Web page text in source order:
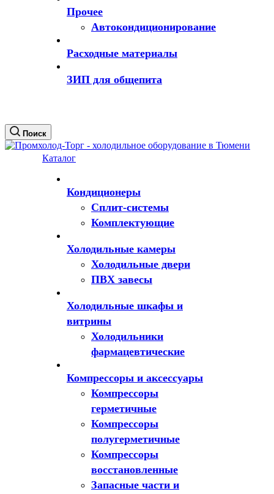
Прочее
Автокондиционирование
Расходные материалы
ЗИП для общепита
Поиск
Каталог
Кондиционеры
Сплит-системы
Комплектующие
Холодильные камеры
Холодильные двери
ПВХ завесы
Холодильные шкафы и
витрины
Холодильники
фармацевтические
Компрессоры и аксессуары
Компрессоры
герметичные
Компрессоры
полугерметичные
Компрессоры
восстановленные
Запасные части и